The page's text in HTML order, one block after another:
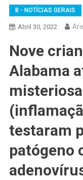
B - NOTÍCIAS GERAIS
Abril 30, 2022
Nove
Alabama
testaram
patógeno